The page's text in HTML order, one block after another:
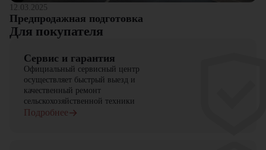
12.03.2025
Предпродажная подготовка
Для покупателя
Сервис и гарантия
Официальный сервисный центр
осуществляет быстрый выезд и
качественный ремонт
сельскохозяйственной техники
Подробнее